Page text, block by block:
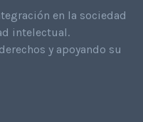
en la sociedad
intelectual.
y apoyando su